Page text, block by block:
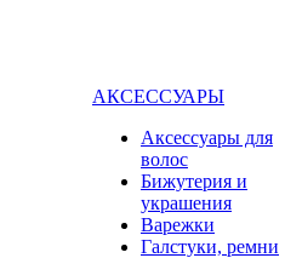
АКСЕССУАРЫ
Аксессуары для
волос
Бижутерия и
украшения
Варежки
Галстуки, ремни